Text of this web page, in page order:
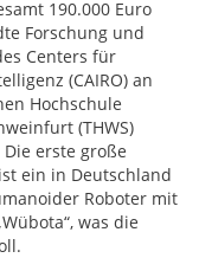
190.000 Euro
Forschung und
Centers für
(CAIRO) an
Hochschule
(THWS)
erste große
ein in Deutschland
Roboter mit
was die